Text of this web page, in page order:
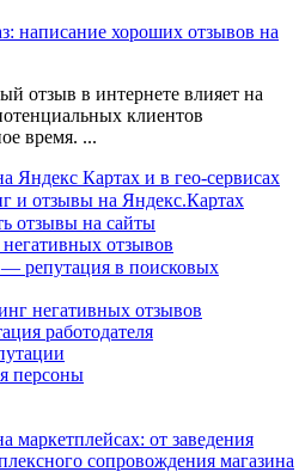
написание хороших отзывов на
отзыв в интернете влияет на
клиентов
время. ...
Яндекс Картах и в гео-сервисах
и отзывы на Яндекс.Картах
отзывы на сайты
отзывов
репутация в поисковых
негативных отзывов
работодателя
персоны
маркетплейсах: от заведения
сопровождения магазина